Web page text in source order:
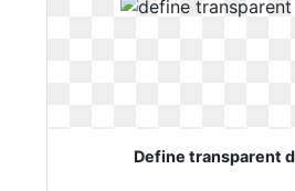
Define transparent